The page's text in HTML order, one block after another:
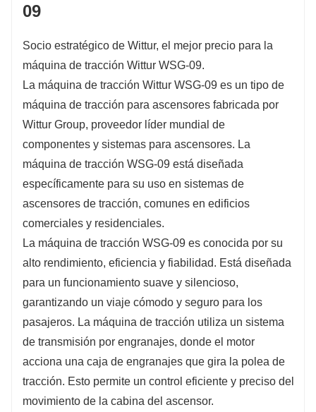
09
Socio estratégico de Wittur, el mejor precio para la
máquina de tracción Wittur WSG-09.
La máquina de tracción Wittur WSG-09 es un tipo de
máquina de tracción para ascensores fabricada por
Wittur Group, proveedor líder mundial de
componentes y sistemas para ascensores. La
máquina de tracción WSG-09 está diseñada
específicamente para su uso en sistemas de
ascensores de tracción, comunes en edificios
comerciales y residenciales.
La máquina de tracción WSG-09 es conocida por su
alto rendimiento, eficiencia y fiabilidad. Está diseñada
para un funcionamiento suave y silencioso,
garantizando un viaje cómodo y seguro para los
pasajeros. La máquina de tracción utiliza un sistema
de transmisión por engranajes, donde el motor
acciona una caja de engranajes que gira la polea de
tracción. Esto permite un control eficiente y preciso del
movimiento de la cabina del ascensor.